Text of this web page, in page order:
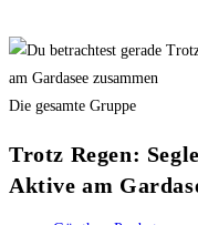
Die gesamte Gruppe
Trotz Regen:
Aktive am